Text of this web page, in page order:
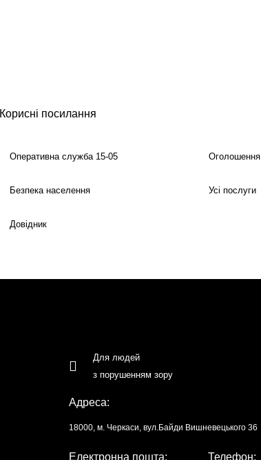
Корисні посилання
Оперативна служба 15-05 Оголошення
Безпека населення Усі послуги
Довідник
Для людей
з порушенням зору
Адреса:
18000, м. Черкаси, вул.Байди Вишневецького 36
Електронна пошта: Телефон: